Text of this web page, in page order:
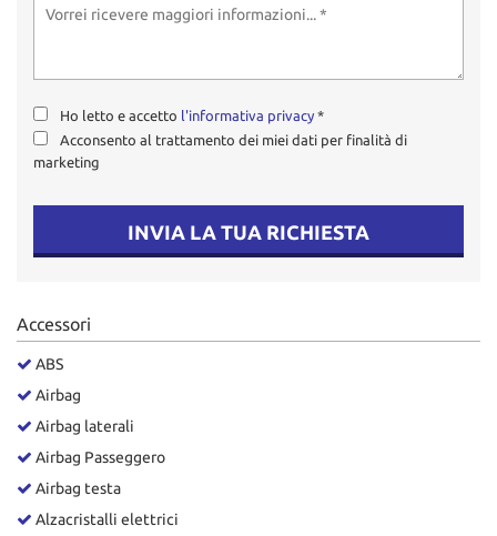
Ho letto e accetto l'informativa privacy *
Acconsento al trattamento dei miei dati per finalità di
marketing
INVIA LA TUA RICHIESTA
Accessori
ABS
Airbag
Airbag laterali
Airbag Passeggero
Airbag testa
Alzacristalli elettrici
Cookie di marketing
cookie
Salva
impostazioni